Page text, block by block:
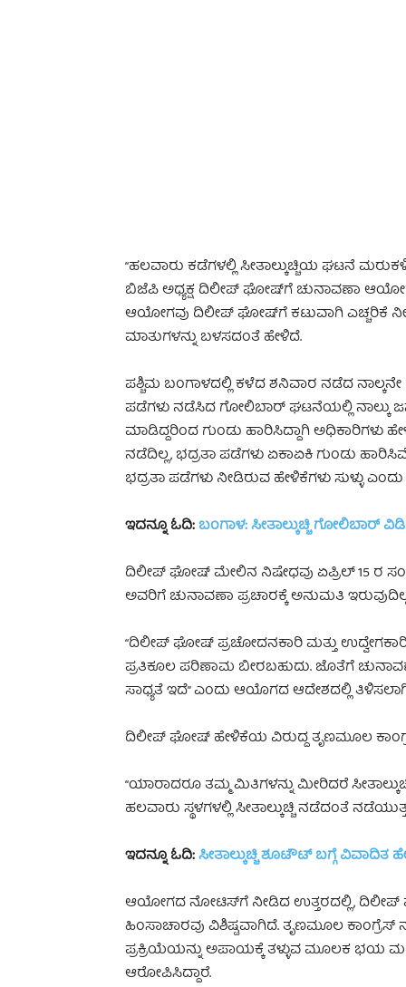
“ಹಲವಾರು ಕಡೆಗಳಲ್ಲಿ ಸೀತಾಲ್ಕುಚ್ಚಿಯ ಘಟನೆ
ಬಿಜೆಪಿ ಅಧ್ಯಕ್ಷ ದಿಲೀಪ್ ಘೋಷ್‌ಗೆ ಚುನಾವಣಾ
ಆಯೋಗವು ದಿಲೀಪ್‌ ಘೋಷ್‌ಗೆ ಕಟುವಾಗಿ ಎಚ್ಚರಿಕೆ
ಮಾತುಗಳನ್ನು ಬಳಸದಂತೆ ಹೇಳಿದೆ.
ಪಶ್ಚಿಮ ಬಂಗಾಳದಲ್ಲಿ ಕಳೆದ ಶನಿವಾರ ನಡೆದ
ಪಡೆಗಳು ನಡೆಸಿದ ಗೋಲಿಬಾರ್‌ ಘಟನೆಯಲ್ಲಿ ನಾಲ್ಕು
ಮಾಡಿದ್ದರಿಂದ ಗುಂಡು ಹಾರಿಸಿದ್ದಾಗಿ ಅಧಿಕಾರಿಗಳು
ನಡೆದಿಲ್ಲ, ಭದ್ರತಾ ಪಡೆಗಳು ಏಕಾಏಕಿ ಗುಂಡು
ಭದ್ರತಾ ಪಡೆಗಳು ನೀಡಿರುವ ಹೇಳಿಕೆಗಳು ಸುಳ್ಳು
ಇದನ್ನೂ ಓದಿ:ಬಂಗಾಳ: ಸೀತಾಲ್ಕುಚ್ಚಿ ಗೋಲಿಬಾರ್‌
ದಿಲೀಪ್ ಘೋಷ್ ಮೇಲಿನ ನಿಷೇಧವು ಏಪ್ರಿಲ್ 15 ರ
ಅವರಿಗೆ ಚುನಾವಣಾ ಪ್ರಚಾರಕ್ಕೆ ಅನುಮತಿ
“ದಿಲೀಪ್ ಘೋಷ್ ಪ್ರಚೋದನಕಾರಿ ಮತ್ತು ಉದ್ವೇಗಕಾರಿ
ಪ್ರತಿಕೂಲ ಪರಿಣಾಮ ಬೀರಬಹುದು. ಜೊತೆಗೆ
ಸಾಧ್ಯತೆ ಇದೆ” ಎಂದು ಆಯೊಗದ ಆದೇಶದಲ್ಲಿ
ದಿಲೀಪ್ ಘೋಷ್‌ ಹೇಳಿಕೆಯ ವಿರುದ್ದ ತೃಣಮೂಲ
“ಯಾರಾದರೂ ತಮ್ಮ ಮಿತಿಗಳನ್ನು ಮೀರಿದರೆ
ಹಲವಾರು ಸ್ಥಳಗಳಲ್ಲಿ ಸೀತಾಲ್ಕುಚ್ಚಿ ನಡೆದಂತೆ
ಇದನ್ನೂ ಓದಿ:ಸೀತಾಲ್ಕುಚ್ಚಿ ಶೂಟೌಟ್ ಬಗ್ಗೆ ವಿವಾದಿತ
ಆಯೋಗದ ನೋಟಿಸ್‌ಗೆ ನೀಡಿದ ಉತ್ತರದಲ್ಲಿ, ದಿಲೀಪ್‌
ಹಿಂಸಾಚಾರವು ವಿಶಿಷ್ಟವಾಗಿದೆ. ತೃಣಮೂಲ
ಪ್ರಕ್ರಿಯೆಯನ್ನು ಅಪಾಯಕ್ಕೆ ತಳ್ಳುವ ಮೂಲಕ ಭಯ
ಆರೋಪಿಸಿದ್ದಾರೆ.